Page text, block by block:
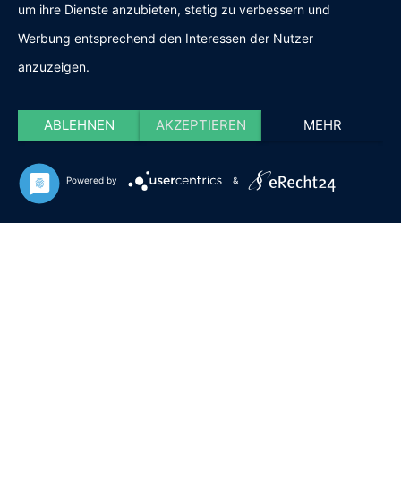
um ihre Dienste anzubieten, stetig zu verbessern und
Werbung entsprechend den Interessen der Nutzer
anzuzeigen.
ABLEHNEN AKZEPTIEREN MEHR
Powered by &